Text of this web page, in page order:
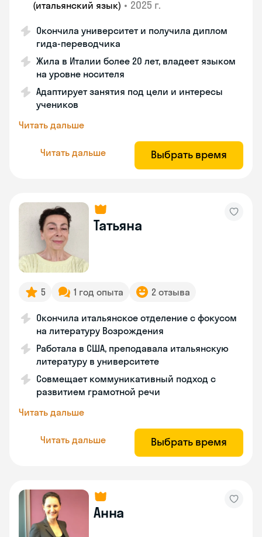
(итальянский язык) • 2025 г.
Окончила университет и получила диплом
гида-переводчика
Жила в Италии более 20 лет, владеет языком
на уровне носителя
Адаптирует занятия под цели и интересы
учеников
Читать дальше
Читать дальше Выбрать время
Татьяна
5 1 год опыта 2 отзыва
Окончила итальянское отделение с фокусом
на литературу Возрождения
Работала в США, преподавала итальянскую
литературу в университете
Совмещает коммуникативный подход с
развитием грамотной речи
Читать дальше
Читать дальше Выбрать время
Анна